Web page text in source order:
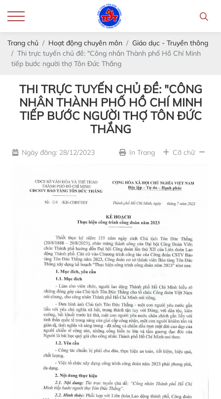
Trang chủ Hoạt động chuyên môn
Giáo dục - Truyền thông
Thi trực tuyến chủ đề: "Công nhân Thành phố Hồ Chí Minh
tiếp bước người thợ Tôn Đức Thắng
THI TRỰC TUYẾN CHỦ ĐỀ: "CÔNG
NHÂN THÀNH PHỐ HỒ CHÍ MINH
TIẾP BƯỚC NGƯỜI THỢ TÔN ĐỨC
THẮNG
Ngày đăng: 28/12/2023 In Trang Cỡ chữ